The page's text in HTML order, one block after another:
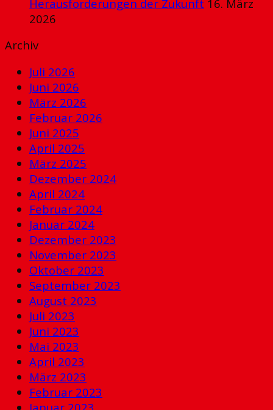
Herausforderungen der Zukunft 16. März
2026
Archiv
Juli 2026
Juni 2026
März 2026
Februar 2026
Juni 2025
April 2025
März 2025
Dezember 2024
April 2024
Februar 2024
Januar 2024
Dezember 2023
November 2023
Oktober 2023
September 2023
August 2023
Juli 2023
Juni 2023
Mai 2023
April 2023
März 2023
Februar 2023